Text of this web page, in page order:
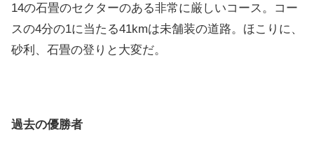
14の石畳のセクターのある非常に厳しいコース。コー
スの4分の1に当たる41kmは未舗装の道路。ほこりに、
砂利、石畳の登りと大変だ。
過去の優勝者